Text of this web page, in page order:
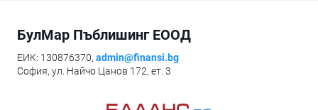
БулМар Пъблишинг ЕООД
ЕИК: 130876370, admin@finansi.bg
София, ул. Найчо Цанов 172, ет. 3